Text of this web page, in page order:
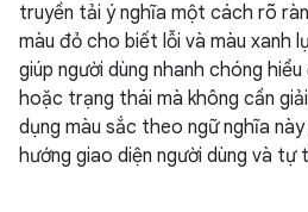
truyền tải ý nghĩa một cách rõ
màu đỏ cho biết lỗi và màu xanh
giúp người dùng nhanh chóng
hoặc trạng thái mà không cần
dụng màu sắc theo ngữ nghĩa này
hướng giao diện người dùng và tự